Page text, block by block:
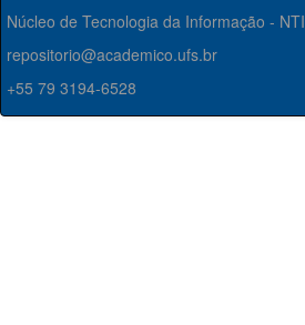
Núcleo de Tecnologia da Informação - NTI
repositorio@academico.ufs.br
+55 79 3194-6528